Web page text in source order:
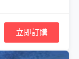
立即訂購